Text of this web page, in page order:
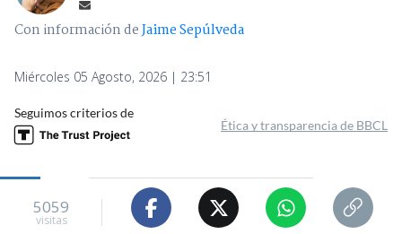
Con información deJaime Sepúlveda
Miércoles 05 Agosto, 2026 | 23:51
Seguimos criterios de
Ética y transparencia de BBCL
5059
visitas